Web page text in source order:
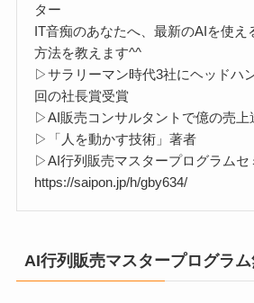
ター
IT音痴のあなたへ、最新のAIを使え
方法を教えます^^
▷サラリーマン時代3社にヘッドハ
回の社長賞受賞
▷AI販売コンサルタントで億の売上
▷「人を動かす技術」著者
▷AI行列販売マスタープログラムセ
https://saipon.jp/h/gby634/
AI行列販売マスタープログラ